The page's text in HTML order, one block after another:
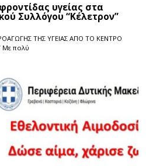
υγείας στα
Συλλόγου “Κέλετρον”
ΤΗΣ ΥΓΕΙΑΣ ΑΠΟ ΤΟ ΚΕΝΤΡΟ
Με πολύ